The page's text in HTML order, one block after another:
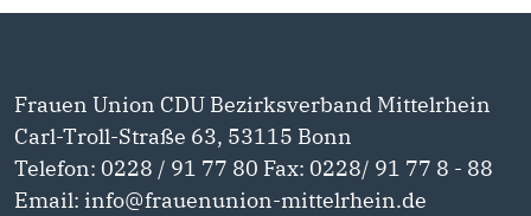
Frauen Union CDU Bezirksverband Mittelrhein
Carl-Troll-Straße 63, 53115 Bonn
Telefon: 0228 / 91 77 80 Fax: 0228/ 91 77 8 - 88
Email: info@frauenunion-mittelrhein.de